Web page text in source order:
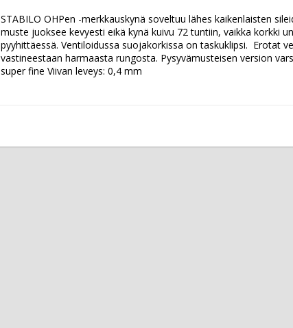
STABILO OHPen -merkkauskynä soveltuu lähes kaikenlaisten
muste juoksee kevyesti eikä kynä kuivu 72 tuntiin, vaikka korkki
pyyhittäessä. Ventiloidussa suojakorkissa on taskuklipsi.  Erotat
vastineestaan harmaasta rungosta. Pysyvämusteisen version
super fine Viivan leveys: 0,4 mm